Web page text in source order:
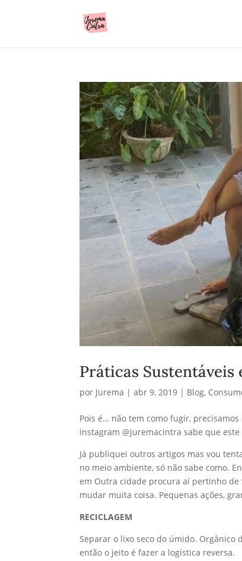
Práticas Sustentáveis
por Jurema |abr 9, 2019 | Blog,
Pois é… não tem como fugir,
instagram @juremacintra sabe que
Já publiquei outros artigos mas vou
no meio ambiente, só não sabe como.
em Outra cidade procura aí pertinho de
mudar muita coisa. Pequenas ações,
RECICLAGEM
Separar o lixo seco do úmido.
então o jeito é fazer a logística reversa.